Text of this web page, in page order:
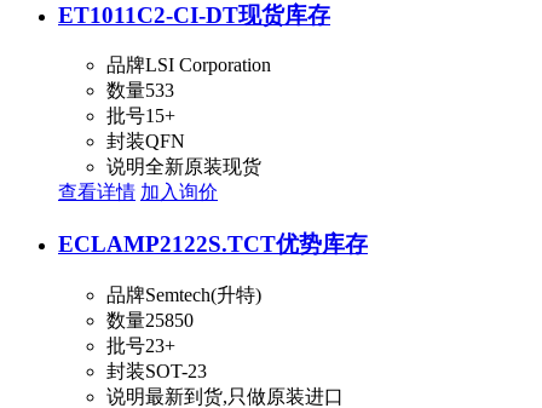
ET1011C2-CI-DT现货库存
品牌LSI Corporation
数量533
批号15+
封装QFN
说明全新原装现货
查看详情 加入询价
ECLAMP2122S.TCT优势库存
品牌Semtech(升特)
数量25850
批号23+
封装SOT-23
说明最新到货,只做原装进口